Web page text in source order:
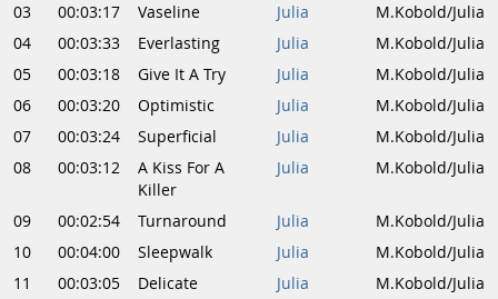
03
00:03:17 Vaseline Julia
M.Kobold/Julia
04
00:03:33 Everlasting Julia
M.Kobold/Julia
05
00:03:18 Give It A Try Julia
M.Kobold/Julia
06
00:03:20 Optimistic Julia
M.Kobold/Julia
07
00:03:24 Superficial Julia
M.Kobold/Julia
08
00:03:12
A Kiss For A
Killer
Julia M.Kobold/Julia
09 00:02:54 Turnaround Julia
M.Kobold/Julia
10
00:04:00 Sleepwalk Julia
M.Kobold/Julia
11
00:03:05 Delicate Julia
M.Kobold/Julia